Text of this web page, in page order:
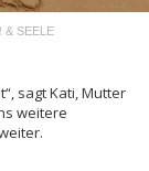
& SEELE
sagt Kati, Mutter
weitere